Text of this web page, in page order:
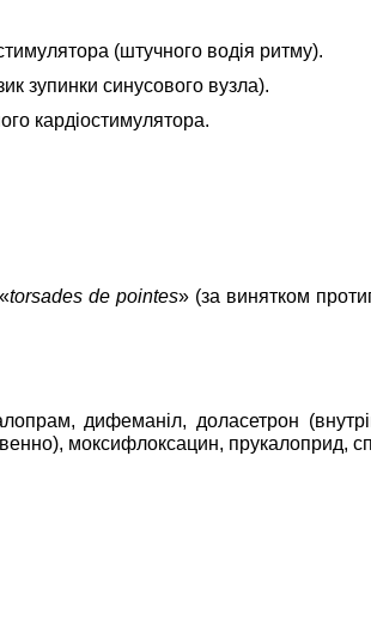
(штучного водія ритму).
зупинки синусового вузла).
кардіостимулятора.
torsades de pointes» (за винятком
дифеманіл, доласетрон
моксифлоксацин, прукалоприд,